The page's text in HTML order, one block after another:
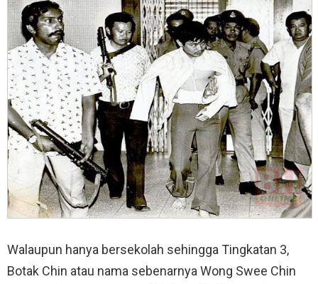
Walaupun hanya bersekolah sehingga Tingkatan 3,
Botak Chin atau nama sebenarnya Wong Swee Chin